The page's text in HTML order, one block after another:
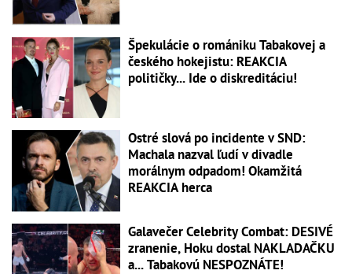
Špekulácie o romániku Tabakovej a
českého hokejistu: REAKCIA
političky... Ide o diskreditáciu!
Ostré slová po incidente v SND:
Machala nazval ľudí v divadle
morálnym odpadom! Okamžitá
REAKCIA herca
Galavečer Celebrity Combat: DESIVÉ
zranenie, Hoku dostal NAKLADAČKU
a... Tabakovú NESPOZNÁTE!